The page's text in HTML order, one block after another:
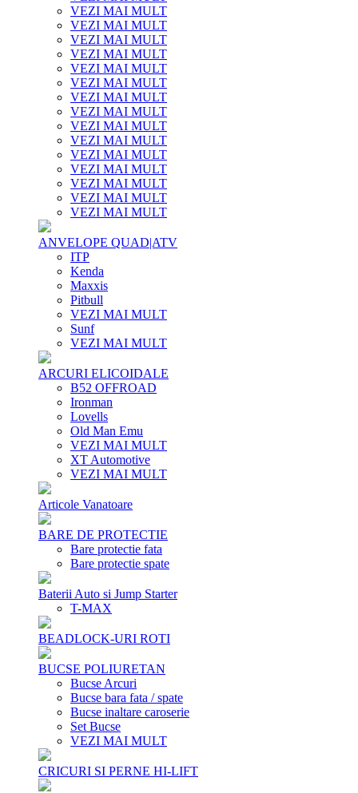
VEZI MAI MULT
VEZI MAI MULT
VEZI MAI MULT
VEZI MAI MULT
VEZI MAI MULT
VEZI MAI MULT
VEZI MAI MULT
VEZI MAI MULT
VEZI MAI MULT
VEZI MAI MULT
VEZI MAI MULT
VEZI MAI MULT
VEZI MAI MULT
VEZI MAI MULT
VEZI MAI MULT
ANVELOPE QUAD|ATV
ITP
Kenda
Maxxis
Pitbull
VEZI MAI MULT
Sunf
VEZI MAI MULT
ARCURI ELICOIDALE
B52 OFFROAD
Ironman
Lovells
Old Man Emu
VEZI MAI MULT
XT Automotive
VEZI MAI MULT
Articole Vanatoare
BARE DE PROTECTIE
Bare protectie fata
Bare protectie spate
Baterii Auto si Jump Starter
T-MAX
BEADLOCK-URI ROTI
BUCSE POLIURETAN
Bucse Arcuri
Bucse bara fata / spate
Bucse inaltare caroserie
Set Bucse
VEZI MAI MULT
CRICURI SI PERNE HI-LIFT